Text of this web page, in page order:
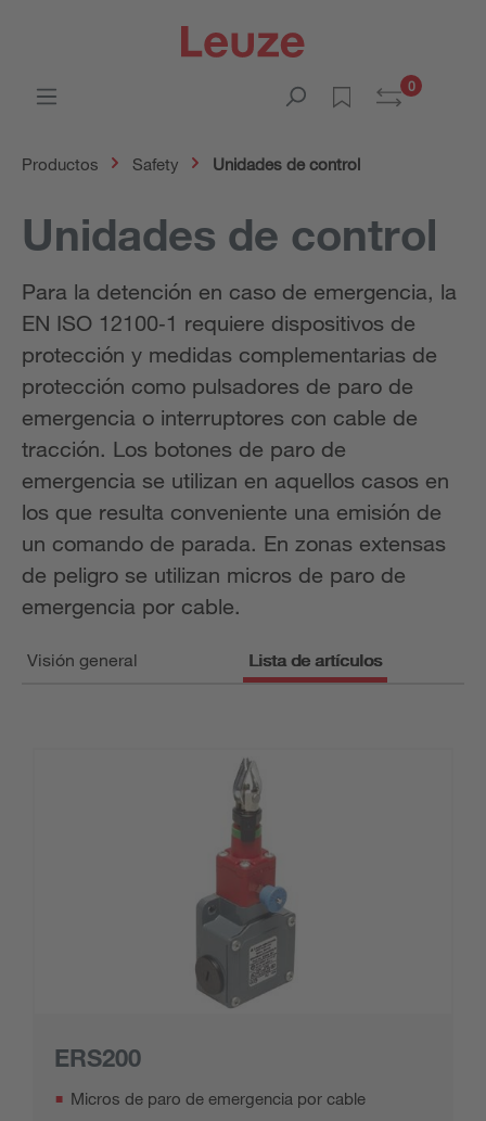
0
Productos Safety Unidades de control
Unidades de control
Para la detención en caso de emergencia, la
EN ISO 12100‑1 requiere dispositivos de
protección y medidas complementarias de
protección como pulsadores de paro de
emergencia o interruptores con cable de
tracción. Los botones de paro de
emergencia se utilizan en aquellos casos en
los que resulta conveniente una emisión de
un comando de parada. En zonas extensas
de peligro se utilizan micros de paro de
emergencia por cable.
Visión general Lista de artículos
ERS200
Micros de paro de emergencia por cable